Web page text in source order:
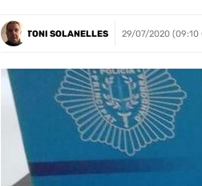
TONI SOLANELLES 29/07/2020 (09:10